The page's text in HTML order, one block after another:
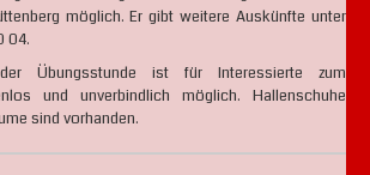
möglich. Er gibt weitere Auskünfte unter
04.
Übungsstunde ist für Interessierte zum
und unverbindlich möglich. Hallenschuhe
sind vorhanden.